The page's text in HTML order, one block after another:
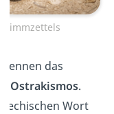
Stimmzettels
das
Ostrakismos.
Wort